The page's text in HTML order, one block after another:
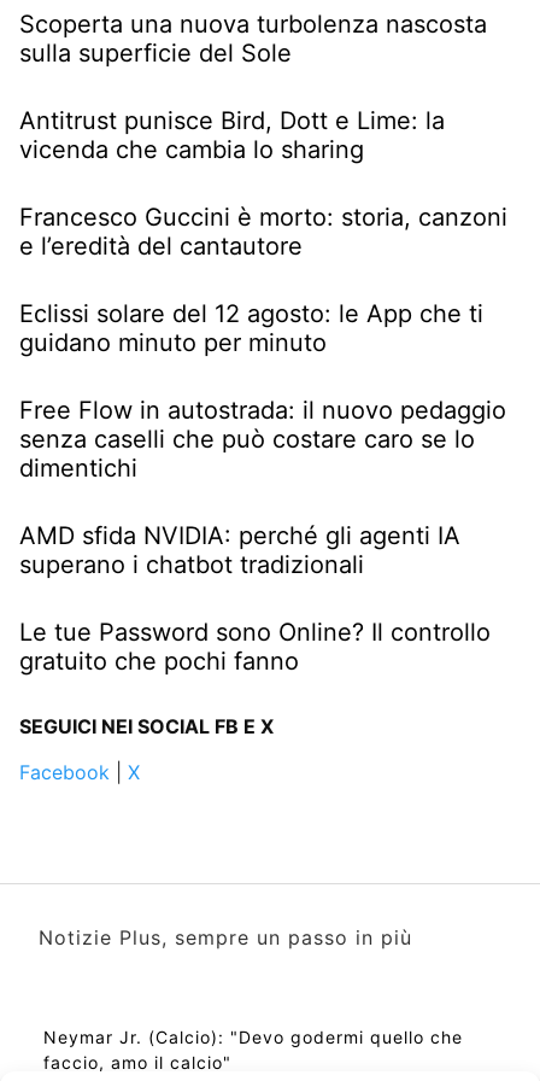
Scoperta una nuova turbolenza nascosta
sulla superficie del Sole
Antitrust punisce Bird, Dott e Lime: la
vicenda che cambia lo sharing
Francesco Guccini è morto: storia, canzoni
e l’eredità del cantautore
Eclissi solare del 12 agosto: le App che ti
guidano minuto per minuto
Free Flow in autostrada: il nuovo pedaggio
senza caselli che può costare caro se lo
dimentichi
AMD sfida NVIDIA: perché gli agenti IA
superano i chatbot tradizionali
Le tue Password sono Online? Il controllo
gratuito che pochi fanno
SEGUICI NEI SOCIAL FB E X
Facebook
X
Notizie Plus, sempre un passo in più
Neymar Jr. (Calcio): "Devo godermi quello che
faccio, amo il calcio"